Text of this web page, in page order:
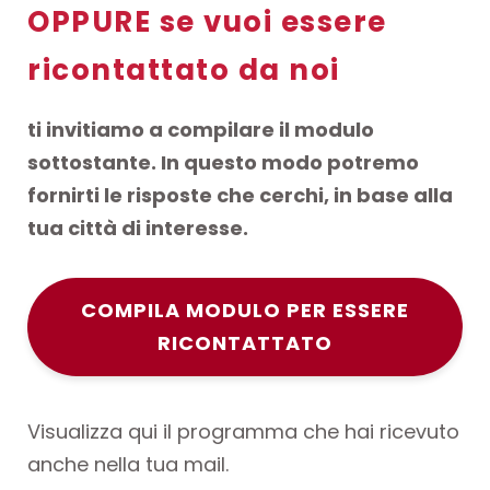
OPPURE se vuoi essere
ricontattato da noi
ti invitiamo a compilare il modulo
sottostante. In questo modo potremo
fornirti le risposte che cerchi, in base alla
tua città di interesse.
COMPILA MODULO PER ESSERE
RICONTATTATO
Visualizza qui il programma che hai ricevuto
anche nella tua mail.